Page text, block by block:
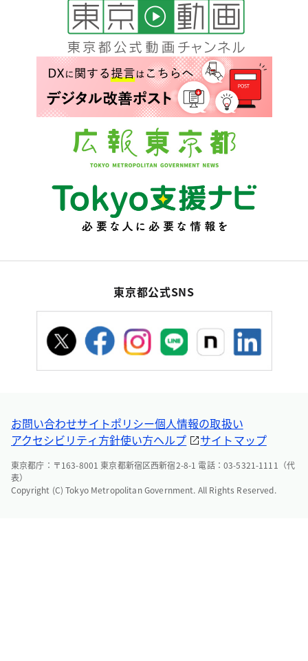
東京都公式SNS
お問い合わせサイトポリシー個人情報の取扱い
アクセシビリティ方針使い方ヘルプ サイトマップ
東京都庁：〒163-8001 東京都新宿区西新宿2-8-1 電話：03-5321-1111（代
表）
Copyright (C) Tokyo Metropolitan Government. All Rights Reserved.